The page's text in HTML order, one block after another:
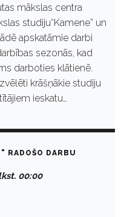
mākslas centra
studiju“Kamene” un
apskatāmie darbi
sezonās, kad
darboties klātienē.
krāšņākie studiju
ieskatu…
RADOŠO DARBU
00:00